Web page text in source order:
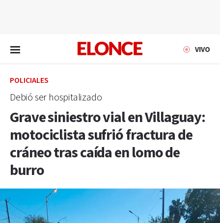
VIVO
POLICIALES
Debió ser hospitalizado
Grave siniestro vial en Villaguay:
motociclista sufrió fractura de
cráneo tras caída en lomo de
burro